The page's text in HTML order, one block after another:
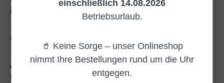
Sofort verfügbar, Lieferzeit: Lieferzeit ca. 3 bis 5
Werktage nach Bestelleingang
einschließlich 14.08.2026
Betriebsurlaub.
🥤 Keine Sorge – unser Onlineshop
nimmt Ihre Bestellungen rund um die Uhr
entgegen.